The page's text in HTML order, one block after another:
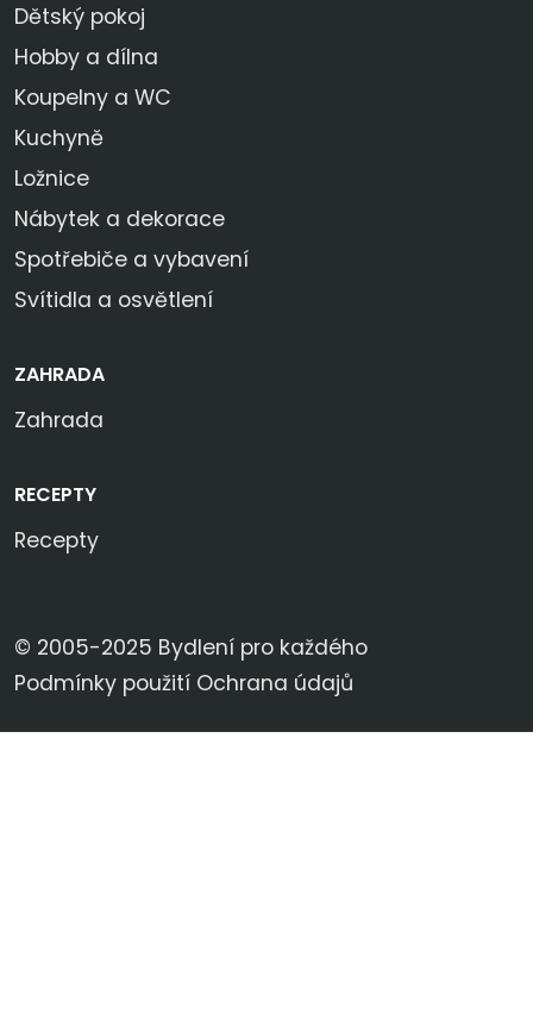
Dětský pokoj
Hobby a dílna
Koupelny a WC
Kuchyně
Ložnice
Nábytek a dekorace
Spotřebiče a vybavení
Svítidla a osvětlení
ZAHRADA
Zahrada
RECEPTY
Recepty
© 2005-2025 Bydlení pro každého
Podmínky použití Ochrana údajů